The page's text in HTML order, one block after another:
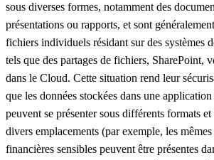
sous diverses formes, notamment des
présentations ou rapports, et sont
fichiers individuels résidant sur des systèmes
tels que des partages de fichiers, SharePoint,
dans le Cloud. Cette situation rend leur
que les données stockées dans une
peuvent se présenter sous différents formats et
divers emplacements (par exemple, les
financières sensibles peuvent être présentes